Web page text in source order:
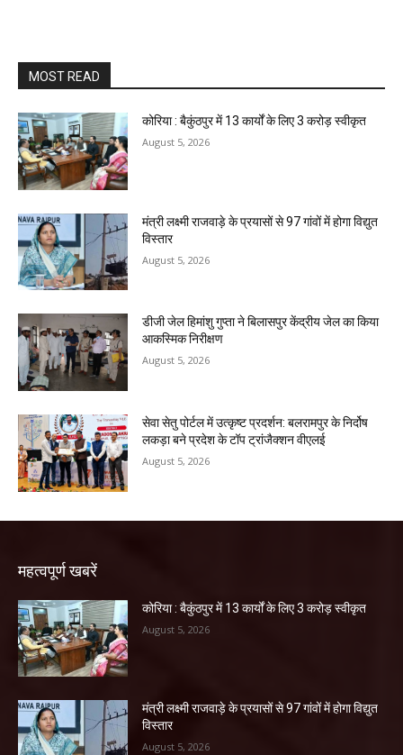
MOST READ
कोरिया : बैकुंठपुर में 13 कार्यों के लिए 3 करोड़ स्वीकृत
August 5, 2026
मंत्री लक्ष्मी राजवाड़े के प्रयासों से 97 गांवों में होगा विद्युत
विस्तार
August 5, 2026
डीजी जेल हिमांशु गुप्ता ने बिलासपुर केंद्रीय जेल का किया
आकस्मिक निरीक्षण
August 5, 2026
सेवा सेतु पोर्टल में उत्कृष्ट प्रदर्शन: बलरामपुर के निर्दोष
लकड़ा बने प्रदेश के टॉप ट्रांजैक्शन वीएलई
August 5, 2026
महत्वपूर्ण खबरें
कोरिया : बैकुंठपुर में 13 कार्यों के लिए 3 करोड़ स्वीकृत
August 5, 2026
मंत्री लक्ष्मी राजवाड़े के प्रयासों से 97 गांवों में होगा विद्युत
विस्तार
August 5, 2026